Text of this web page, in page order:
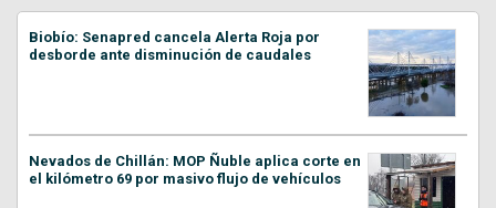
Biobío: Senapred cancela Alerta Roja por
desborde ante disminución de caudales
Nevados de Chillán: MOP Ñuble aplica corte en
el kilómetro 69 por masivo flujo de vehículos